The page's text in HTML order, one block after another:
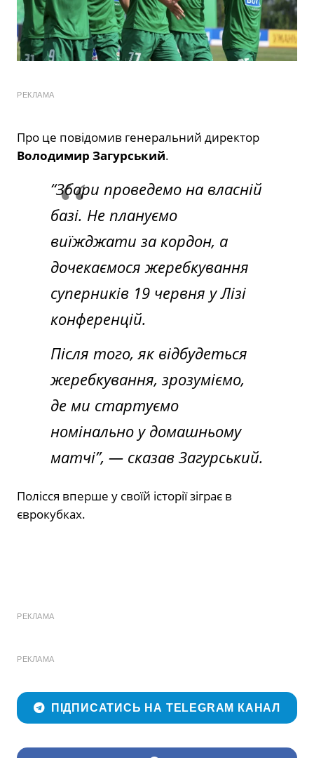
РЕКЛАМА
Про це повідомив генеральний директор
Володимир Загурський.
“Збори проведемо на власній
базі. Не плануємо
виїжджати за кордон, а
дочекаємося жеребкування
суперників 19 червня у Лізі
конференцій.
Після того, як відбудеться
жеребкування, зрозуміємо,
де ми стартуємо
номінально у домашньому
матчі”, — сказав Загурський.
Полісся вперше у своїй історії зіграє в
єврокубках.
РЕКЛАМА
РЕКЛАМА
ПІДПИСАТИСЬ НА TELEGRAM КАНАЛ